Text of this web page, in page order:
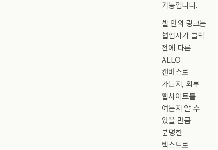
기능입니다.
셀 안의 링크는
협업자가 클릭
전에 다른
ALLO
캔버스로
가는지, 외부
웹사이트를
여는지 알 수
있을 만큼
분명한
텍스트로